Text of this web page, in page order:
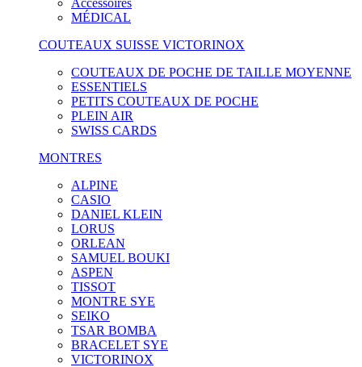
Accessoires
MÉDICAL
COUTEAUX SUISSE VICTORINOX
COUTEAUX DE POCHE DE TAILLE MOYENNE
ESSENTIELS
PETITS COUTEAUX DE POCHE
PLEIN AIR
SWISS CARDS
MONTRES
ALPINE
CASIO
DANIEL KLEIN
LORUS
ORLEAN
SAMUEL BOUKI
ASPEN
TISSOT
MONTRE SYE
SEIKO
TSAR BOMBA
BRACELET SYE
VICTORINOX